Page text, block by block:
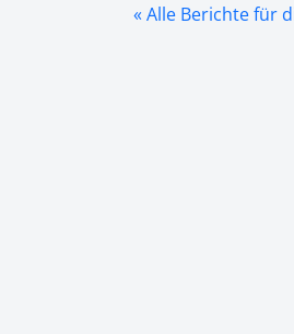
« Alle Berichte für